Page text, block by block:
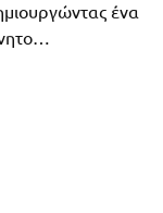
ένα